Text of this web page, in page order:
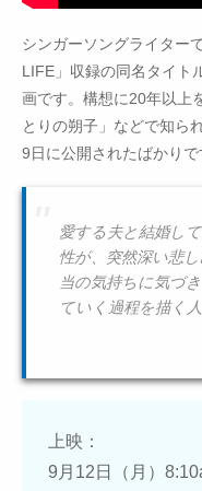
シンガーソングライター
LIFE」収録の同名タイト
画です。構想に20年以上
とりの朔子」などで知ら
9日に公開されたばかりで
愛する夫と結婚し
性が、突然深い悲
当の気持ちに気づ
ていく過程を描く
上映：
9月12日（月）